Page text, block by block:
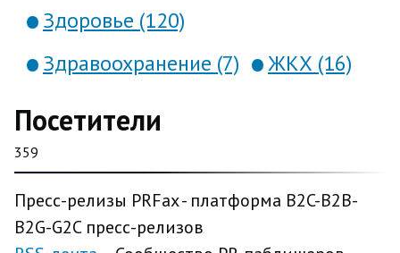
Здоровье (120)
Здравоохранение (7)
ЖКХ (16)
Посетители
359
Пресс-релизы PRFax - платформа B2C-B2B-
B2G-G2C пресс-релизов